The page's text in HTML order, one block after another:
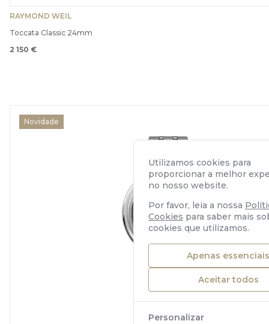
RAYMOND WEIL
Toccata Classic 24mm
2 150 €
Novidade
Utilizamos cookies para
proporcionar a melhor
no nosso website.
Por favor, leia a nossa
Cookies para saber mais
cookies que utilizamos.
Apenas
Aceitar todos
Personalizar